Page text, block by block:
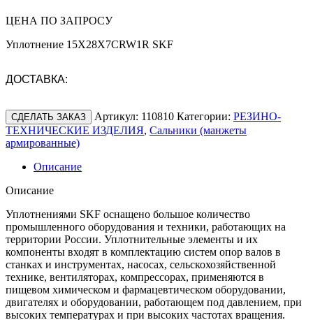
ЦЕНА ПО ЗАПРОСУ
Уплотнение 15X28X7CRW1R SKF
ДОСТАВКА:
СДЕЛАТЬ ЗАКАЗ Артикул: 110810 Категории: РЕЗИНО-
ТЕХНИЧЕСКИЕ ИЗДЕЛИЯ, Сальники (манжеты
армированные)
Описание
Описание
Уплотнениями SKF оснащено большое количество
промышленного оборудования и техники, работающих на
территории России. Уплотнительные элементы и их
компоненты входят в комплектацию систем опор валов в
станках и инструментах, насосах, сельскохозяйственной
технике, вентиляторах, компрессорах, применяются в
пищевом химическом и фармацевтическом оборудовании,
двигателях и оборудовании, работающем под давлением, при
высоких температурах и при высоких частотах вращения.